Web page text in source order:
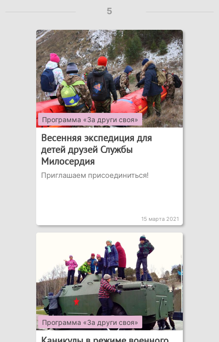
5
Программа «За други своя»
Весенняя экспедиция для
детей друзей Службы
Милосердия
Приглашаем присоединиться!
15 марта 2021
Программа «За други своя»